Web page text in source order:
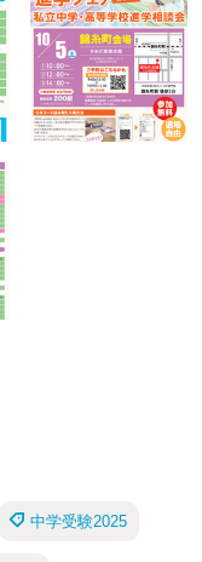
中学受験2025